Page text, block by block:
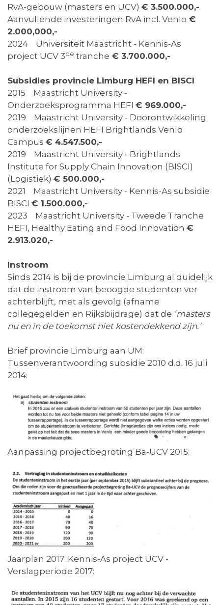
RvA-gebouw (masters en UCV) € 3.500.000,-.
Aanvullende investeringen RvA incl. Venlo €
2.000,000,-
2024 Universiteit Maastricht - Kennis-As
project UCV 3de tranche € 3.700.000,-
Subsidies provincie Limburg HEFI en BISCI
2015 Maastricht University -
Onderzoeksprogramma HEFI € 969.000,-
2019 Maastricht University - Doorontwikkeling
onderzoekslijnen HEFI Brightlands Venlo
Campus € 4.547.500,-
2019 Maastricht University - Brightlands
Institute for Supply Chain Innovation (BISCI)
(Logistiek) € 500.000,-
2021 Maastricht University - Kennis-As subsidie
BISCI € 1.500.000,-
2023 Maastricht University - Tweede Tranche
HEFI, Healthy Eating and Food Innovation €
2.913.020,-
Instroom
Sinds 2014 is bij de provincie Limburg al duidelijk
dat de instroom van beoogde studenten ver
achterblijft, met als gevolg (afname
collegegelden en Rijksbijdrage) dat de ‘masters
nu en in de toekomst niet kostendekkend zijn.’
Brief provincie Limburg aan UM:
Tussenverantwoording subsidie 2010 d.d. 16 juli
2014:
Aanpassing projectbegroting Ba-UCV 2015:
Jaarplan 2017: Kennis-As project UCV -
Verslagperiode 2017: